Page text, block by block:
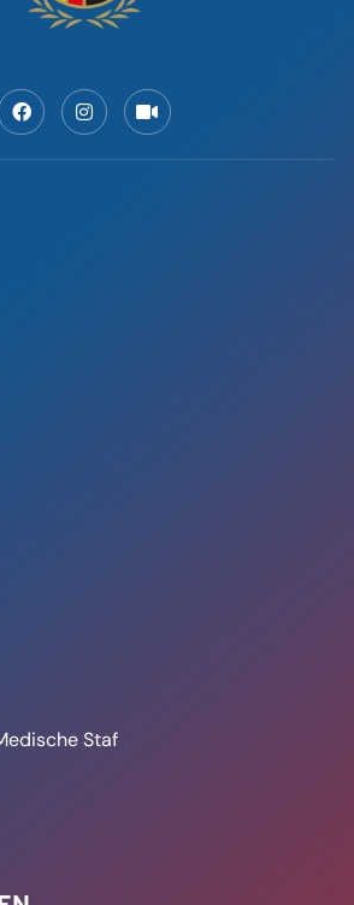
zaalvoetbal?
Het is zo gemakkelijk om ermee te
laat zich niet
FS Aarschot,
is beslissend
en één assist: “Ik
versleten”
de thuisploeg aan het langste